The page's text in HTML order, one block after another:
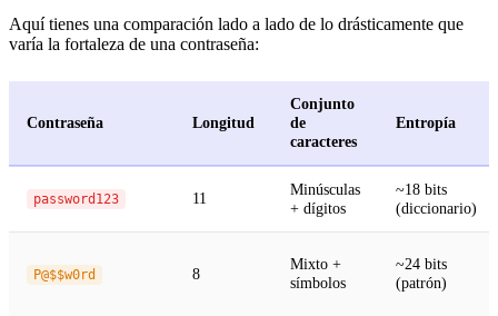
Aquí tienes una comparación lado a lado de lo drásticamente que
varía la fortaleza de una contraseña:
Contraseña Longitud
Conjunto
de
caracteres
Entropía
password123 11
Minúsculas
+ dígitos
~18 bits
(diccionario)
P@$$w0rd 8
Mixto +
símbolos
~24 bits
(patrón)